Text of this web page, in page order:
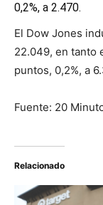
0,2%, a 2.470.
El Dow Jones
22.049, en tanto
puntos, 0,2%, a
Fuente: 20
Relacionado